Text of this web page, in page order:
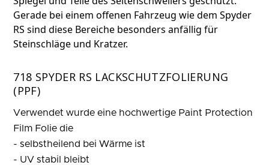
Gerade bei einem offenen Fahrzeug wie dem Spyder
RS sind diese Bereiche besonders anfällig für
Steinschläge und Kratzer.
718 SPYDER RS LACKSCHUTZFOLIERUNG
(PPF)
Verwendet wurde eine hochwertige Paint Protection
Film Folie die
- selbstheilend bei Wärme ist
- UV stabil bleibt